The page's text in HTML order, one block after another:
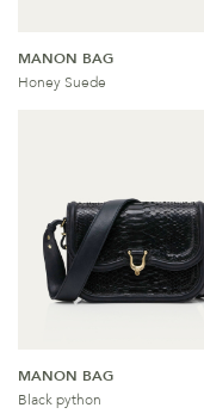
MANON BAG
Honey Suede
MANON BAG
Black python